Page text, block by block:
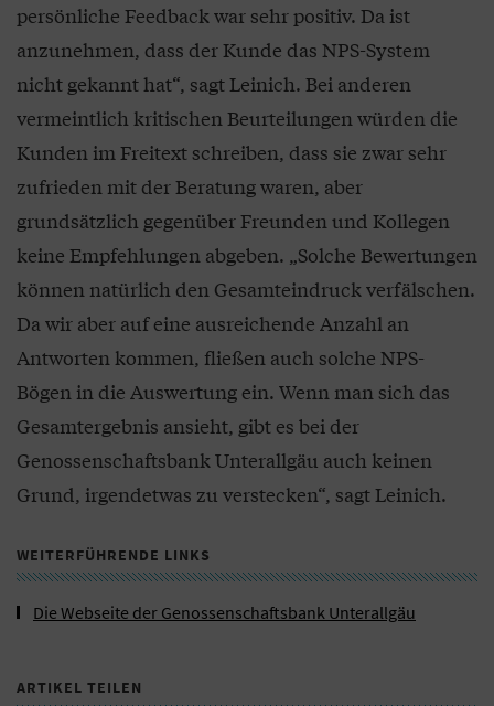
persönliche Feedback war sehr positiv. Da ist
anzunehmen, dass der Kunde das NPS-System
nicht gekannt hat“, sagt Leinich. Bei anderen
vermeintlich kritischen Beurteilungen würden die
Kunden im Freitext schreiben, dass sie zwar sehr
zufrieden mit der Beratung waren, aber
grundsätzlich gegenüber Freunden und Kollegen
keine Empfehlungen abgeben. „Solche Bewertungen
können natürlich den Gesamteindruck verfälschen.
Da wir aber auf eine ausreichende Anzahl an
Antworten kommen, fließen auch solche NPS-
Bögen in die Auswertung ein. Wenn man sich das
Gesamtergebnis ansieht, gibt es bei der
Genossenschaftsbank Unterallgäu auch keinen
Grund, irgendetwas zu verstecken“, sagt Leinich.
WEITERFÜHRENDE LINKS
Die Webseite der Genossenschaftsbank Unterallgäu
ARTIKEL TEILEN